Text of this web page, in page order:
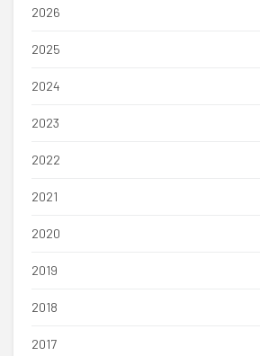
2026
2025
2024
2023
2022
2021
2020
2019
2018
2017